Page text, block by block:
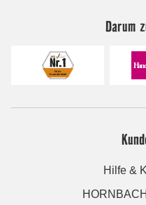
Darum
Hilfe &